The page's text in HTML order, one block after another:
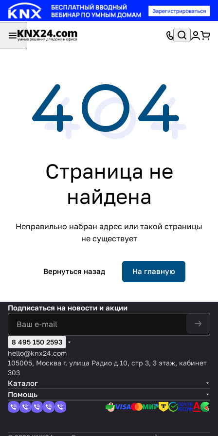
Страница не
найдена
Неправильно набран адрес или такой страницы
не существует
Вернуться назад На главную
Подписаться на новости и акции
8 495 150 2593
hello@knx24.com
105005, Москва г. улица Радио д 10, стр 3, 3 этаж, кабинет
303
Каталог
Помощь